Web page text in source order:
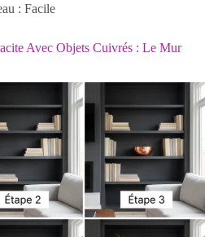
: Facile
Avec Objets Cuivrés : Le Mur